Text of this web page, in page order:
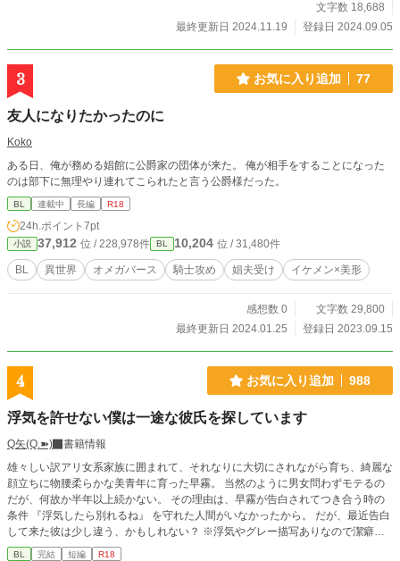
文字数 18,688
最終更新日 2024.11.19
登録日 2024.09.05
3 お気に入り追加 77
友人になりたかったのに
Koko
ある日、俺が務める娼館に公爵家の団体が来た。 俺が相手をすることになった
のは部下に無理やり連れてこられたと言う公爵様だった。
BL 連載中 長編 R18
24h.ポイント 7pt
小説 37,912 位 / 228,978件 BL 10,204 位 / 31,480件
BL 異世界 オメガバース 騎士攻め 娼夫受け イケメン×美形
感想数 0
文字数 29,800
最終更新日 2024.01.25
登録日 2023.09.15
4 お気に入り追加 988
浮気を許せない僕は一途な彼氏を探しています
Q矢(Q.➽)
書籍情報
雄々しい訳アリ女系家族に囲まれて、それなりに大切にされながら育ち、綺麗な
顔立ちに物腰柔らかな美青年に育った早霧。 当然のように男女問わずモテるの
だが、何故か半年以上続かない。 その理由は、早霧が告白されてつき合う時の
条件 『浮気したら別れるね』 を守れた人間がいなかったから。 だが、最近告白
して来た彼は少し違う、かもしれない？ ※浮気やグレー描写ありなので潔癖さ
んには向きません。 前、中、後編＋R18実践編（甘々）での構成です。
BL 完結 短編 R18